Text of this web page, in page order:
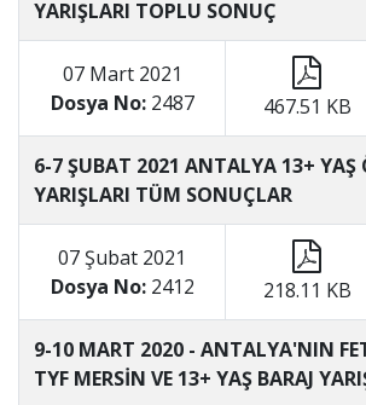
YARIŞLARI TOPLU SONUÇ
07 Mart 2021
Dosya No:2487 467.51 KB
6-7 ŞUBAT 2021 ANTALYA 13+ YAŞ
YARIŞLARI TÜM SONUÇLAR
07 Şubat 2021
Dosya No:2412 218.11 KB
9-10 MART 2020 - ANTALYA'NIN
TYF MERSİN VE 13+ YAŞ BARAJ